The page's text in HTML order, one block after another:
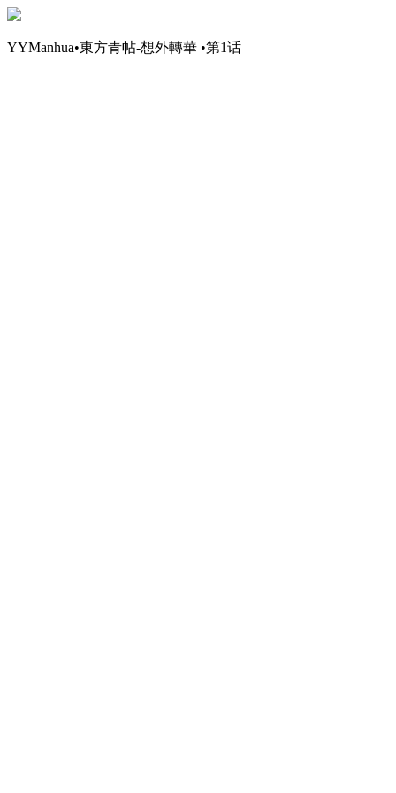
YYManhua•東方青帖-想外轉華 •第1话